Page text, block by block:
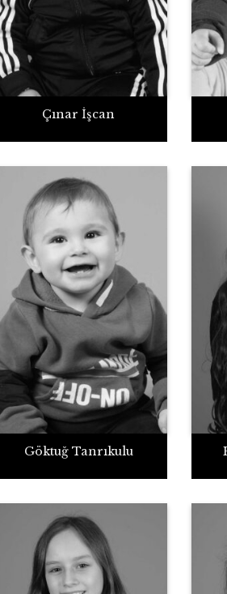
Çınar İşcan
Göktuğ Tanrıkulu